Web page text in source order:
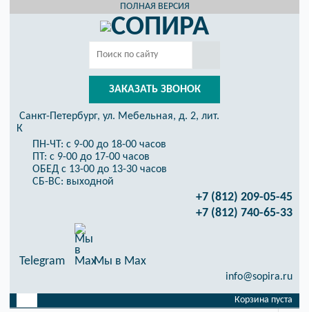
ПОЛНАЯ ВЕРСИЯ
ЗАКАЗАТЬ ЗВОНОК
Санкт-Петербург, ул. Мебельная, д. 2, лит.
К
ПН-ЧТ: с 9-00 до 18-00 часов
ПТ: с 9-00 до 17-00 часов
ОБЕД с 13-00 до 13-30 часов
СБ-ВС: выходной
+7 (812) 209-05-45
+7 (812) 740-65-33
Telegram Мы в Max
info@sopira.ru
Корзина пуста